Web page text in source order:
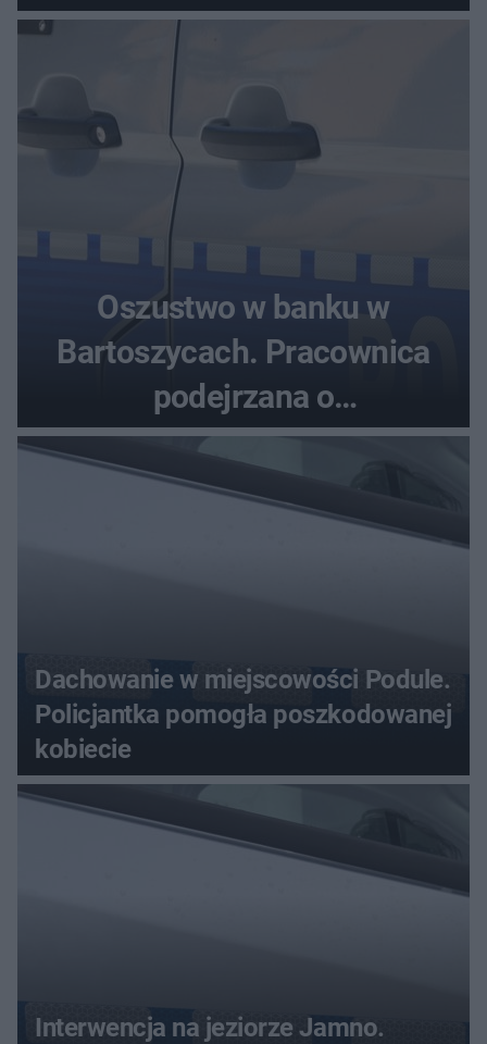
samochodu
Oszustwo w banku w
Bartoszycach. Pracownica
podejrzana o
przywłaszczenie 470 000 zł
Dachowanie w miejscowości Podule.
Policjantka pomogła poszkodowanej
kobiecie
Interwencja na jeziorze Jamno.